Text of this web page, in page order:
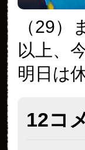
（29）
以上、
明日は
12コ